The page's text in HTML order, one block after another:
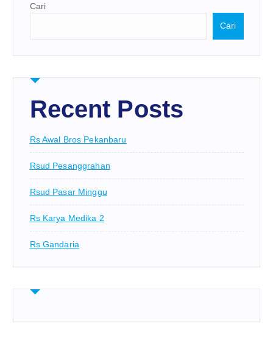
Cari
Cari
Recent Posts
Rs Awal Bros Pekanbaru
Rsud Pesanggrahan
Rsud Pasar Minggu
Rs Karya Medika 2
Rs Gandaria